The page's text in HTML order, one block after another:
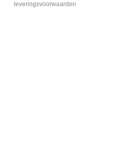
leveringsvoorwaarden